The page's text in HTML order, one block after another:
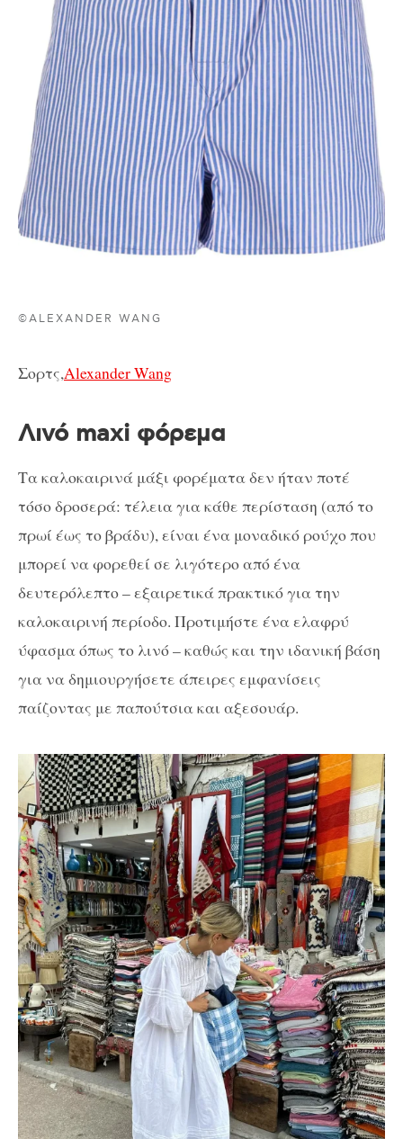
©ALEXANDER WANG
Σορτς,Alexander Wang
Λινό maxi φόρεμα
Τα καλοκαιρινά μάξι φορέματα δεν ήταν ποτέ
τόσο δροσερά: τέλεια για κάθε περίσταση (από το
πρωί έως το βράδυ), είναι ένα μοναδικό ρούχο που
μπορεί να φορεθεί σε λιγότερο από ένα
δευτερόλεπτο – εξαιρετικά πρακτικό για την
καλοκαιρινή περίοδο. Προτιμήστε ένα ελαφρύ
ύφασμα όπως το λινό – καθώς και την ιδανική βάση
για να δημιουργήσετε άπειρες εμφανίσεις
παίζοντας με παπούτσια και αξεσουάρ.